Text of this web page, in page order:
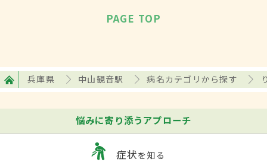
PAGE TOP
兵庫県 中山観音駅 病名カテゴリから探す
悩みに寄り添うアプローチ
症状を知る